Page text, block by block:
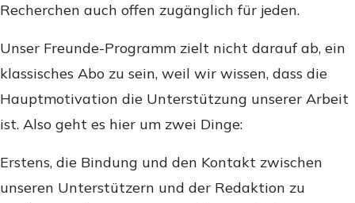
Recherchen auch offen zugänglich für jeden.
Unser Freunde-Programm zielt nicht darauf ab, ein
klassisches Abo zu sein, weil wir wissen, dass die
Hauptmotivation die Unterstützung unserer Arbeit
ist. Also geht es hier um zwei Dinge:
Erstens, die Bindung und den Kontakt zwischen
unseren Unterstützern und der Redaktion zu